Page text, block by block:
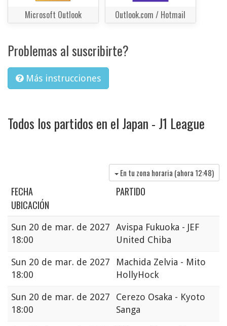
Microsoft Outlook Outlook.com / Hotmail
Problemas al suscribirte?
Más instrucciones
Todos los partidos en el Japan - J1 League
En tu zona horaria (ahora 12:48)
FECHA
PARTIDO
UBICACIÓN
Sun 20 de mar. de 2027
18:00
Avispa Fukuoka - JEF
United Chiba
Sun 20 de mar. de 2027
18:00
Machida Zelvia - Mito
HollyHock
Sun 20 de mar. de 2027
18:00
Cerezo Osaka - Kyoto
Sanga